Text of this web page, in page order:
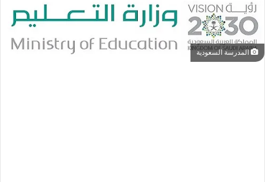
المدرسة السعودية